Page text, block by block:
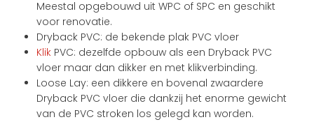
Meestal opgebouwd uit WPC of SPC en geschikt
voor renovatie.
Dryback PVC: de bekende plak PVC vloer
Klik PVC: dezelfde opbouw als een Dryback PVC
vloer maar dan dikker en met klikverbinding.
Loose Lay: een dikkere en bovenal zwaardere
Dryback PVC vloer die dankzij het enorme gewicht
van de PVC stroken los gelegd kan worden.